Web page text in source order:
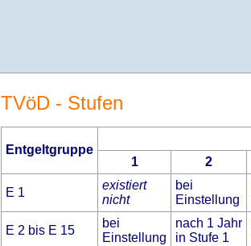
TVöD - Stufen
Entgeltgruppe
1
2
E 1
existiert
nicht
bei
Einstellung
E 2 bis E 15
bei
Einstellung
nach 1 Jahr
in Stufe 1